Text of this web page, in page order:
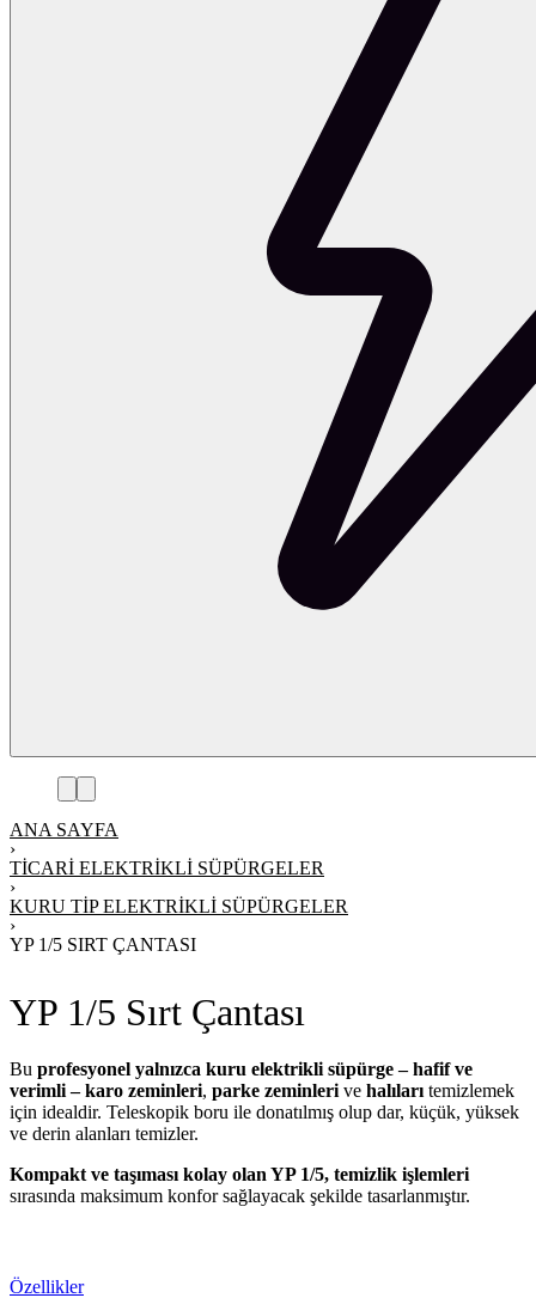
ANA SAYFA
›
TICARI ELEKTRIKLI SÜPÜRGELER
›
KURU TIP ELEKTRIKLI SÜPÜRGELER
›
YP 1/5 SIRT ÇANTASI
YP 1/5 Sırt Çantası
Bu profesyonel yalnızca kuru elektrikli süpürge – hafif ve
verimli –karo zeminleri, parke zeminleri ve halıları temizlemek
için idealdir. Teleskopik boru ile donatılmış olup dar, küçük, yüksek
ve derin alanları temizler.
Kompakt ve taşıması kolay olan YP 1/5, temizlik işlemleri
sırasında maksimum konfor sağlayacak şekilde tasarlanmıştır.
Özellikler